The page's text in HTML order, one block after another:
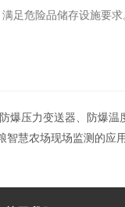
足危险品储存设施要求
爆压力变送器、防爆
智慧农场现场监测的应用